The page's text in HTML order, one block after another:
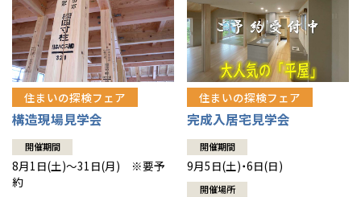
住まいの探検フェア
構造現場見学会
開催期間
8月1日(土)～31日(月) ※要予
約
住まいの探検フェア
完成入居宅見学会
開催期間
9月5日(土)・6日(日)
開催場所